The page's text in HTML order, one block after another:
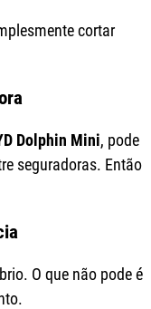
cortar
Dolphin Mini, pode
seguradoras. Então
O que não pode é